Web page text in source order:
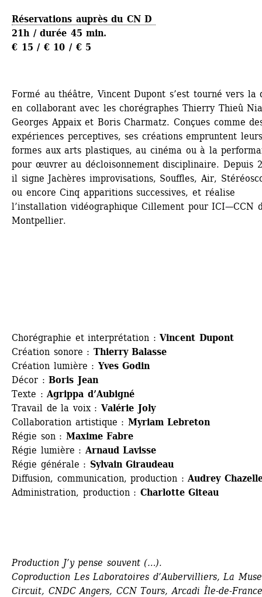
Réservations auprès du CN D
21h / durée 45 min.
€ 15 / € 10 / € 5
Formé au théâtre, Vincent Dupont s’est tourné vers la
en collaborant avec les chorégraphes Thierry Thieû
Georges Appaix et Boris Charmatz. Conçues comme
expériences perceptives, ses créations empruntent
formes aux arts plastiques, au cinéma ou à la
pour œuvrer au décloisonnement disciplinaire. Depuis
il signe Jachères improvisations, Souffles, Air,
ou encore Cinq apparitions successives, et réalise
l’installation vidéographique Cillement pour ICI—CCN
Montpellier.
Chorégraphie et interprétation : Vincent Dupont
Création sonore : Thierry Balasse
Création lumière : Yves Godin
Décor : Boris Jean
Texte : Agrippa d’Aubigné
Travail de la voix : Valérie Joly
Collaboration artistique : Myriam Lebreton
Régie son : Maxime Fabre
Régie lumière : Arnaud Lavisse
Régie générale : Sylvain Giraudeau
Diffusion, communication, production : Audrey
Administration, production : Charlotte Giteau
Production J’y pense souvent (…).
Coproduction Les Laboratoires d’Aubervilliers, La
Circuit, CNDC Angers, CCN Tours, Arcadi Île-de-